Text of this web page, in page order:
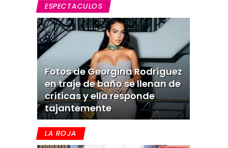
ESPECTACULOS
Fotos de Georgina Rodríguez
en traje de baño se llenan de
críticas y ella responde
tajantemente
LA ROJA